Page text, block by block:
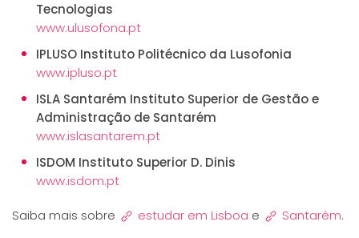
Tecnologias
www.ulusofona.pt
IPLUSO Instituto Politécnico da Lusofonia
www.ipluso.pt
ISLA Santarém Instituto Superior de Gestão e
Administração de Santarém
www.islasantarem.pt
ISDOM Instituto Superior D. Dinis
www.isdom.pt
Saiba mais sobre estudar em Lisboa e Santarém.